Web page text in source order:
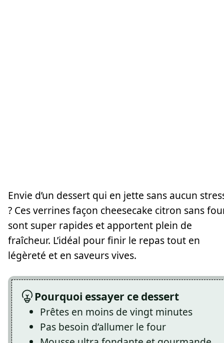
Envie d’un dessert qui en jette sans aucun
? Ces verrines façon cheesecake citron sans
sont super rapides et apportent plein de
fraîcheur. L’idéal pour finir le repas tout en
légèreté et en saveurs vives.
Pourquoi essayer ce dessert
Prêtes en moins de vingt minutes
Pas besoin d’allumer le four